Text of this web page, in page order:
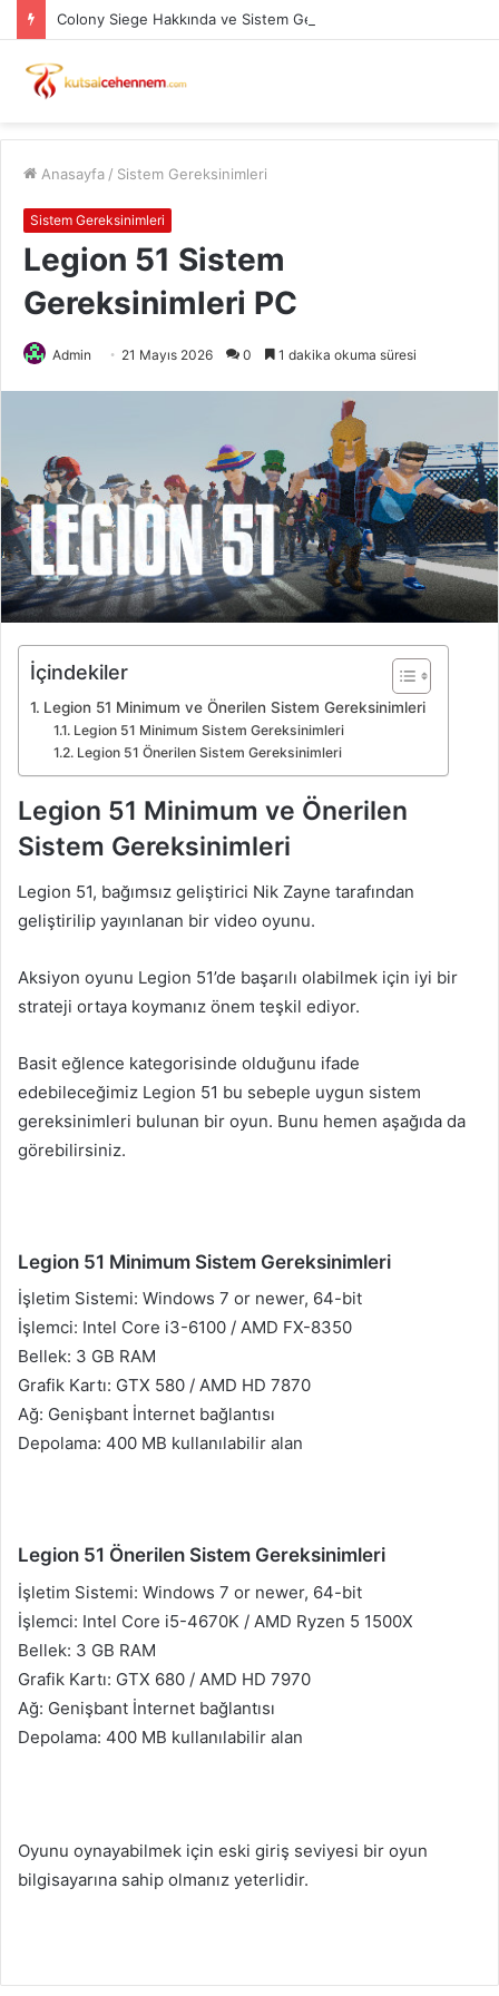
Colony Siege Hakkında ve Sistem Gereksinimleri PC
Anasayfa / Sistem Gereksinimleri
Sistem Gereksinimleri
Legion 51 Sistem
Gereksinimleri PC
Admin 21 Mayıs 2026 0 1 dakika okuma süresi
İçindekiler
Legion 51 Minimum ve Önerilen Sistem Gereksinimleri
Legion 51 Minimum Sistem Gereksinimleri
Legion 51 Önerilen Sistem Gereksinimleri
Legion 51 Minimum ve Önerilen
Sistem Gereksinimleri
Legion 51, bağımsız geliştirici Nik Zayne tarafından
geliştirilip yayınlanan bir video oyunu.
Aksiyon oyunu Legion 51’de başarılı olabilmek için iyi bir
strateji ortaya koymanız önem teşkil ediyor.
Basit eğlence kategorisinde olduğunu ifade
edebileceğimiz Legion 51 bu sebeple uygun sistem
gereksinimleri bulunan bir oyun. Bunu hemen aşağıda da
görebilirsiniz.
Legion 51 Minimum Sistem Gereksinimleri
İşletim Sistemi: Windows 7 or newer, 64-bit
İşlemci: Intel Core i3-6100 / AMD FX-8350
Bellek: 3 GB RAM
Grafik Kartı: GTX 580 / AMD HD 7870
Ağ: Genişbant İnternet bağlantısı
Depolama: 400 MB kullanılabilir alan
Legion 51 Önerilen Sistem Gereksinimleri
İşletim Sistemi: Windows 7 or newer, 64-bit
İşlemci: Intel Core i5-4670K / AMD Ryzen 5 1500X
Bellek: 3 GB RAM
Grafik Kartı: GTX 680 / AMD HD 7970
Ağ: Genişbant İnternet bağlantısı
Depolama: 400 MB kullanılabilir alan
Oyunu oynayabilmek için eski giriş seviyesi bir oyun
bilgisayarına sahip olmanız yeterlidir.